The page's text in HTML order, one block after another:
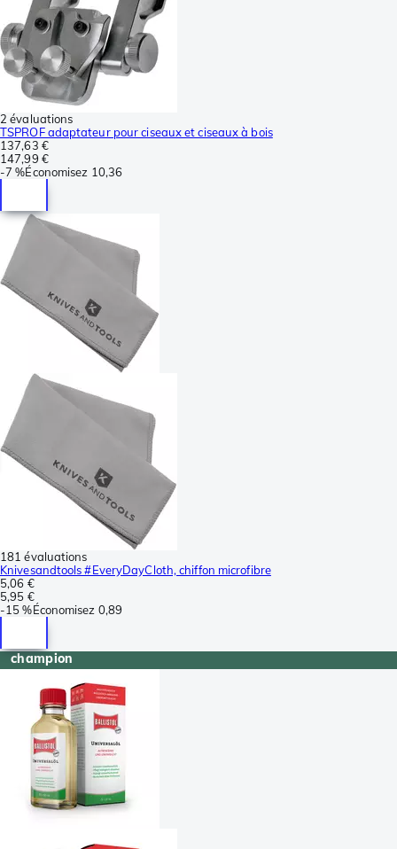
2 évaluations
TSPROF adaptateur pour ciseaux et ciseaux à bois
137,63 €
147,99 €
-7 %Économisez 10,36
181 évaluations
Knivesandtools #EveryDayCloth, chiffon microfibre
5,06 €
5,95 €
-15 %Économisez 0,89
champion